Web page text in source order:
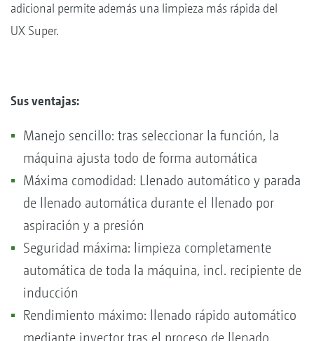
adicional permite además una limpieza más rápida del
UX Super.
Sus ventajas:
Manejo sencillo: tras seleccionar la función, la
máquina ajusta todo de forma automática
Máxima comodidad: Llenado automático y parada
de llenado automática durante el llenado por
aspiración y a presión
Seguridad máxima: limpieza completamente
automática de toda la máquina, incl. recipiente de
inducción
Rendimiento máximo: llenado rápido automático